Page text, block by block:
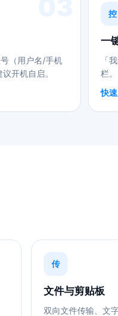
（用户名/手机
开机自启。
控
一
「
栏。
快
传
文件与剪贴板
双向文件传输、文